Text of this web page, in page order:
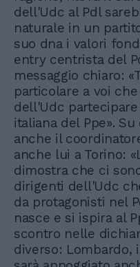
dell'Udc al Pdl
naturale in un
suo dna i valori
entry centrista del
messaggio chiaro:
particolare a voi
dell'Udc
italiana del Ppe».
anche il
anche lui a Torino:
dimostra che ci
dirigenti dell'Udc
da protagonisti nel
nasce e si ispira al
scontro nelle
diverso: Lombardo,